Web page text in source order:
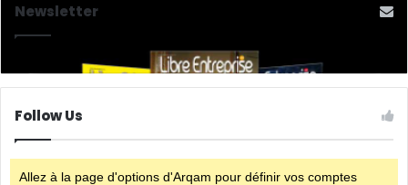
Newsletter
Follow Us
Allez à la page d'options d'Arqam pour définir vos comptes